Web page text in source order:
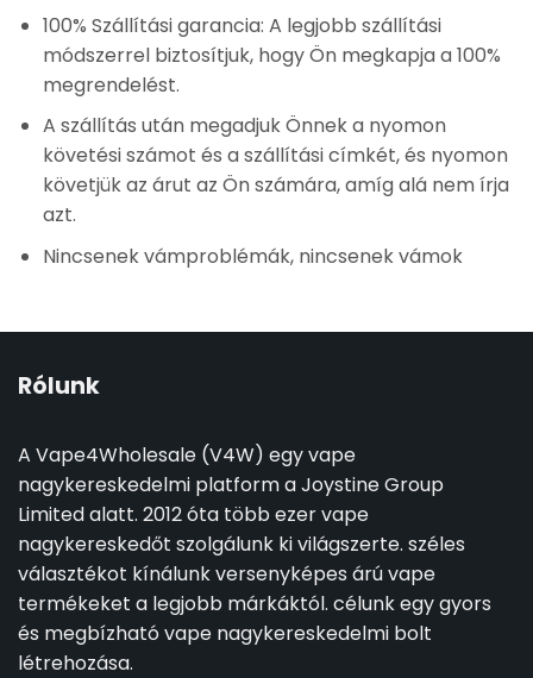
100% Szállítási garancia: A legjobb szállítási
módszerrel biztosítjuk, hogy Ön megkapja a 100%
megrendelést.
A szállítás után megadjuk Önnek a nyomon
követési számot és a szállítási címkét, és nyomon
követjük az árut az Ön számára, amíg alá nem írja
azt.
Nincsenek vámproblémák, nincsenek vámok
Rólunk
A Vape4Wholesale (V4W) egy vape
nagykereskedelmi platform a Joystine Group
Limited alatt. 2012 óta több ezer vape
nagykereskedőt szolgálunk ki világszerte. széles
választékot kínálunk versenyképes árú vape
termékeket a legjobb márkáktól. célunk egy gyors
és megbízható vape nagykereskedelmi bolt
létrehozása.